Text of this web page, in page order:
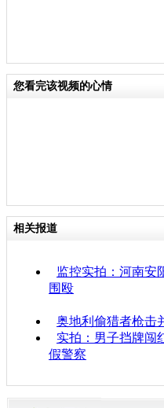
您看完该视频的心情
相关报道
监控实拍：河南安
围殴
奥地利偷猎者枪击
实拍：男子挡牌闯
假警察